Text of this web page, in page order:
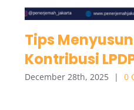
Tips
Kontribusi
December 28th, 2025 | 0